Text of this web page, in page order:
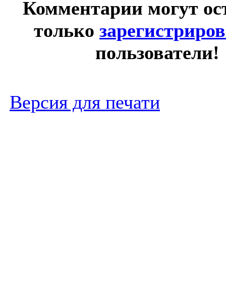
Комментарии могут
только
пользователи!
Версия для печати